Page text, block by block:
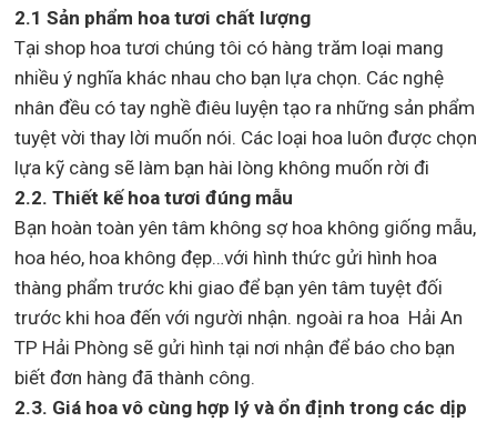
2.1 Sản phẩm hoa tươi chất lượng
Tại shop hoa tươi chúng tôi có hàng trăm loại mang
nhiều ý nghĩa khác nhau cho bạn lựa chọn. Các nghệ
nhân đều có tay nghề điêu luyện tạo ra những sản phẩm
tuyệt vời thay lời muốn nói. Các loại hoa luôn được chọn
lựa kỹ càng sẽ làm bạn hài lòng không muốn rời đi
2.2. Thiết kế hoa tươi đúng mẫu
Bạn hoàn toàn yên tâm không sợ hoa không giống mẫu,
hoa héo, hoa không đẹp…với hình thức gửi hình hoa
thàng phẩm trước khi giao để bạn yên tâm tuyệt đối
trước khi hoa đến với người nhận. ngoài ra hoa Hải An
TP Hải Phòng sẽ gửi hình tại nơi nhận để báo cho bạn
biết đơn hàng đã thành công.
2.3. Giá hoa vô cùng hợp lý và ổn định trong các dịp